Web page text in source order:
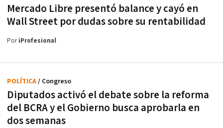
Mercado Libre presentó balance y cayó en
Wall Street por dudas sobre su rentabilidad
PoriProfesional
Diputados activó el debate sobre la reforma
del BCRA y el Gobierno busca aprobarla en
dos semanas
POLÍTICA/ Congreso